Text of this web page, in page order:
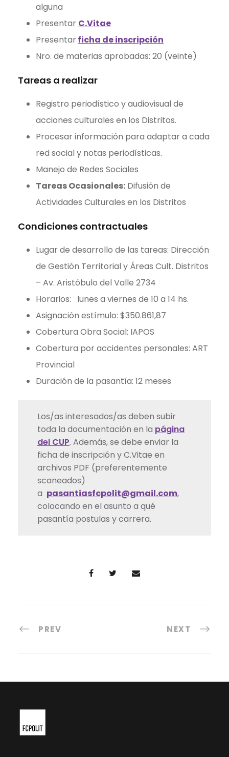
alguna
Presentar C.Vitae
Presentarficha de inscripción
Nro. de materias aprobadas: 20 (veinte)
Tareas a realizar
Registro periodístico y audiovisual de
acciones culturales en los Distritos.
Procesar información para adaptar a cada
red social y notas periodísticas.
Manejo de Redes Sociales
Tareas Ocasionales: Difusión de
Actividades Culturales en los Distritos
Condiciones contractuales
Lugar de desarrollo de las tareas: Dirección
de Gestión Territorial y Áreas Cult. Distritos
– Av. Aristóbulo del Valle 2734
Horarios: lunes a viernes de 10 a 14 hs.
Asignación estímulo: $350.861,87
Cobertura Obra Social: IAPOS
Cobertura por accidentes personales: ART
Provincial
Duración de la pasantía: 12 meses
Los/as interesados/as deben subir
toda la documentación en la página
del CUP. Además, se debe enviar la
ficha de inscripción y C.Vitae en
archivos PDF (preferentemente
scaneados)
a pasantiasfcpolit@gmail.com,
colocando en el asunto a qué
pasantía postulas y carrera.
PREV NEXT